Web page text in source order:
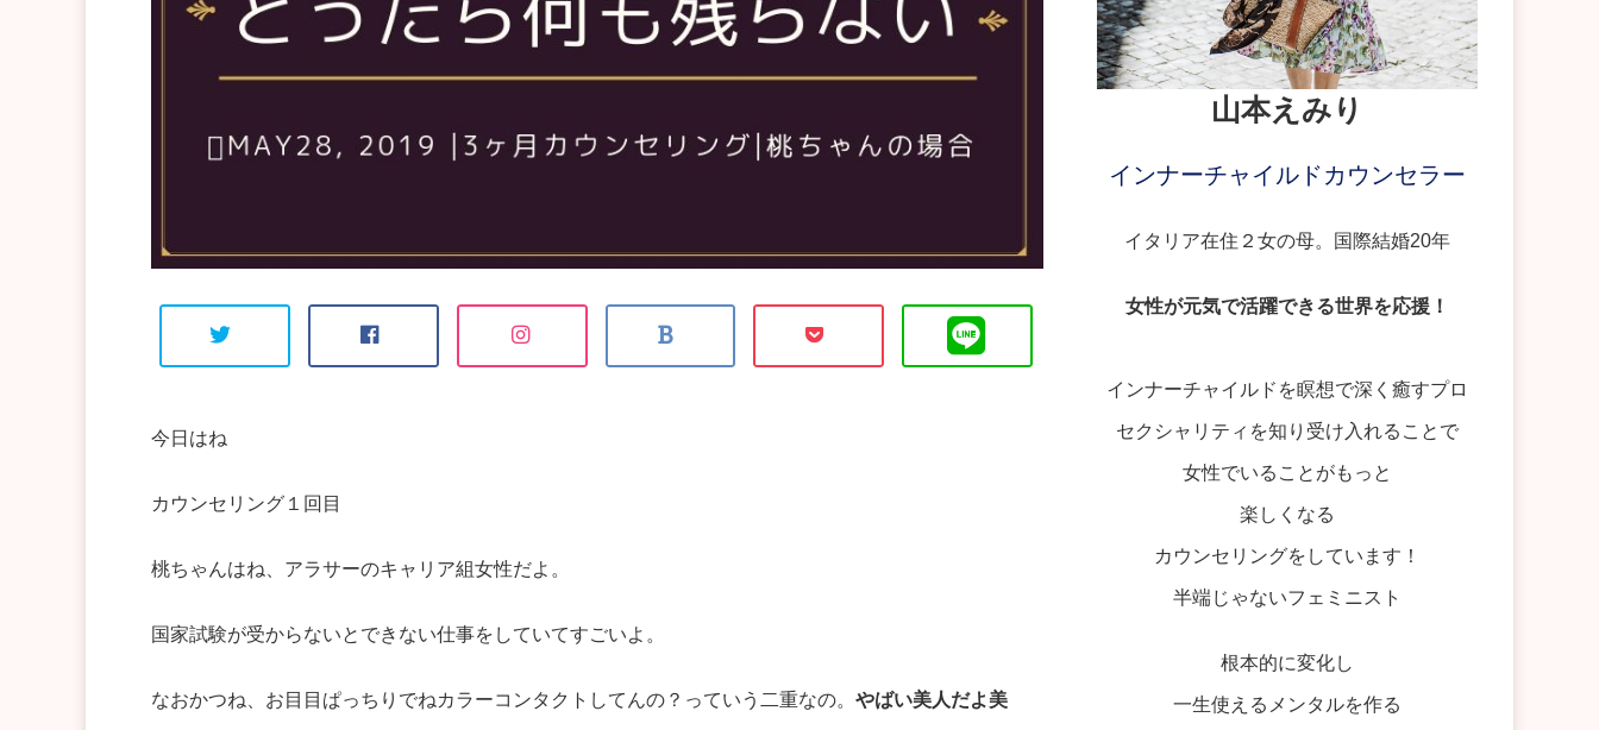
今日はね
カウンセリング１回目
桃ちゃんはね、アラサーのキャリア組女性だよ。
国家試験が受からないとできない仕事をしていてすごいよ。
なおかつね、お目目ぱっちりでねカラーコンタクトしてんの？っていう二重なの。 やばい美人だよ美
山本えみり
インナーチャイルドカウンセラー
イタリア在住２女の母。国際結婚20年
女性が元気で活躍できる世界を応援！
インナーチャイルドを瞑想で深く癒すプロ
セクシャリティを知り受け入れることで
女性でいることがもっと
楽しくなる
カウンセリングをしています！
半端じゃないフェミニスト
根本的に変化し
一生使えるメンタルを作る